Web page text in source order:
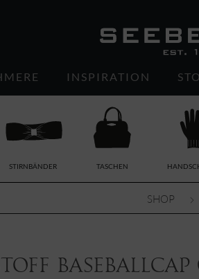
INSPIRATION
STIRNBÄNDER TASCHEN
SHOP
Baseballcap